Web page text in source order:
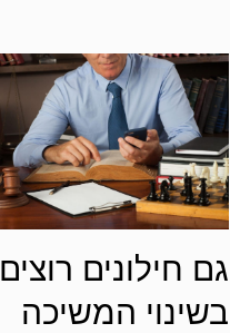
גם חילונים רוצים
בשינוי המשיכה